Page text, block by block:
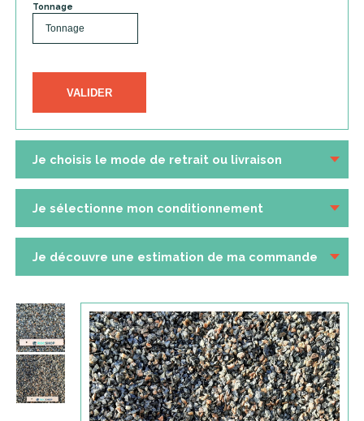
Tonnage
VALIDER
Je choisis le mode de retrait ou livraison
Je sélectionne mon conditionnement
Je découvre une estimation de ma commande